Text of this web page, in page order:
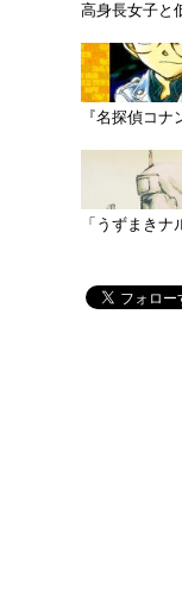
高身長女子と
『名探偵コ
「うずまき